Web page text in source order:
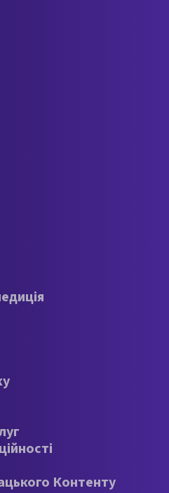
Контенту